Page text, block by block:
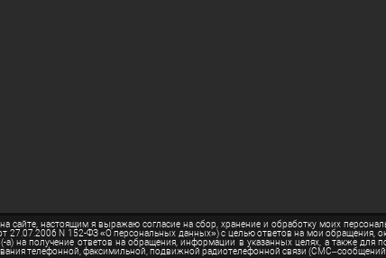
сайте, настоящим я выражаю согласие на сбор, хранение и обработку моих
27.07.2006 N 152-ФЗ «О персональных данных») с целью ответов на мои обращения,
а) на получение ответов на обращения, информации в указанных целях, а также
телефонной, факсимильной, подвижной радиотелефонной связи